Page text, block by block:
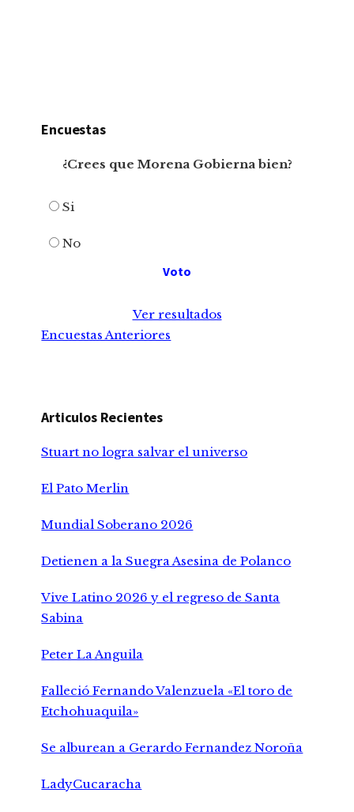
Encuestas
¿Crees que Morena Gobierna bien?
Si
No
Ver resultados
Encuestas Anteriores
Articulos Recientes
Stuart no logra salvar el universo
El Pato Merlin
Mundial Soberano 2026
Detienen a la Suegra Asesina de Polanco
Vive Latino 2026 y el regreso de Santa
Sabina
Peter La Anguila
Falleció Fernando Valenzuela «El toro de
Etchohuaquila»
Se alburean a Gerardo Fernandez Noroña
LadyCucaracha